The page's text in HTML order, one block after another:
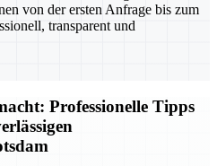
von der ersten Anfrage bis zum
transparent und
Professionelle Tipps